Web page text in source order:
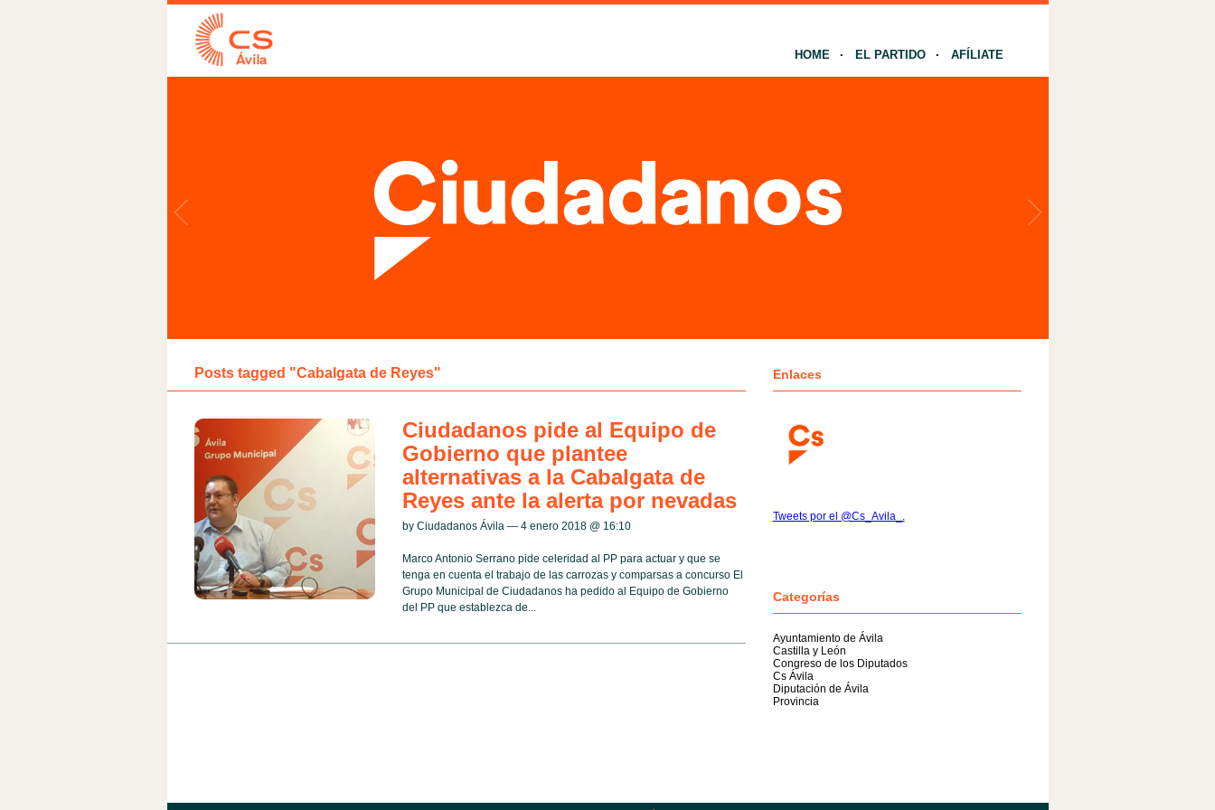
HOME EL PARTIDO AFÍLIATE
Posts tagged "Cabalgata de Reyes"
Ciudadanos pide al Equipo de
Gobierno que plantee
alternativas a la Cabalgata de
Reyes ante la alerta por nevadas
by Ciudadanos Ávila — 4 enero 2018 @ 16:10
Marco Antonio Serrano pide celeridad al PP para actuar y que se
tenga en cuenta el trabajo de las carrozas y comparsas a concurso El
Grupo Municipal de Ciudadanos ha pedido al Equipo de Gobierno
del PP que establezca de...
Enlaces
Tweets por el @Cs_Avila_.
Categorías
Ayuntamiento de Ávila
Castilla y León
Congreso de los Diputados
Cs Ávila
Diputación de Ávila
Provincia